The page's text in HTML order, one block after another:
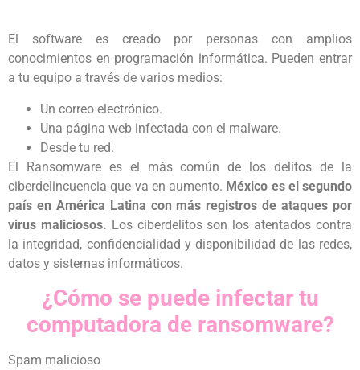
El software es creado por personas con amplios
conocimientos en programación informática. Pueden entrar
a tu equipo a través de varios medios:
Un correo electrónico.
Una página web infectada con el malware.
Desde tu red.
El Ransomware es el más común de los delitos de la
ciberdelincuencia que va en aumento. México es el segundo
país en América Latina con más registros de ataques por
virus maliciosos. Los ciberdelitos son los atentados contra
la integridad, confidencialidad y disponibilidad de las redes,
datos y sistemas informáticos.
¿Cómo se puede infectar tu
computadora de ransomware?
Spam malicioso